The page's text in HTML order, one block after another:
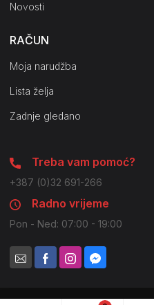
Novosti
RAČUN
Moja narudžba
Lista želja
Zadnje gledano
Treba vam pomoć?
+387 (0)32 691-266
Radno vrijeme
Pon - Ned: 07:00 - 19:00